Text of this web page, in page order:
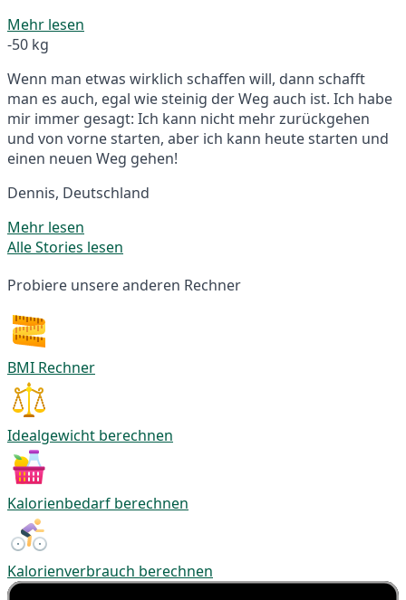
Mehr lesen
-50 kg
Wenn man etwas wirklich schaffen will, dann schafft
man es auch, egal wie steinig der Weg auch ist. Ich habe
mir immer gesagt: Ich kann nicht mehr zurückgehen
und von vorne starten, aber ich kann heute starten und
einen neuen Weg gehen!
Dennis, Deutschland
Mehr lesen
Alle Stories lesen
Probiere unsere anderen Rechner
BMI Rechner
Idealgewicht berechnen
Kalorienbedarf berechnen
Kalorienverbrauch berechnen